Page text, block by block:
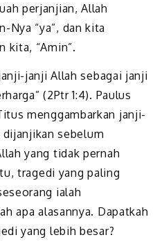
perjanjian, Allah
Nya “ya”, dan kita
kita, “Amin”.
janji Allah sebagai janji
(2Ptr 1:4). Paulus
menggambarkan janji-
dijanjikan sebelum
yang tidak pernah
tragedi yang paling
ialah
apa alasannya. Dapatkah
yang lebih besar?